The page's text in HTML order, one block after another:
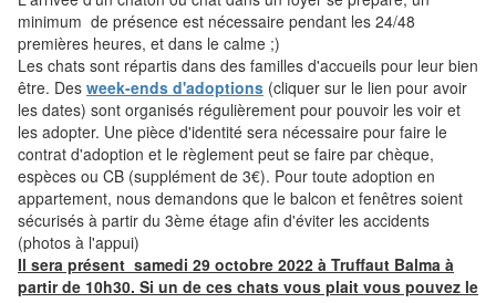
minimum de présence est nécessaire pendant les 24/48
premières heures, et dans le calme ;)
Les chats sont répartis dans des familles d'accueils pour leur bien
être. Des week-ends d'adoptions (cliquer sur le lien pour avoir
les dates) sont organisés régulièrement pour pouvoir les voir et
les adopter. Une pièce d'identité sera nécessaire pour faire le
contrat d'adoption et le règlement peut se faire par chèque,
espèces ou CB (supplément de 3€). Pour toute adoption en
appartement, nous demandons que le balcon et fenêtres soient
sécurisés à partir du 3ème étage afin d'éviter les accidents
(photos à l'appui)
Il sera présent samedi 29 octobre 2022 à Truffaut Balma à
partir de 10h30. Si un de ces chats vous plait vous pouvez le